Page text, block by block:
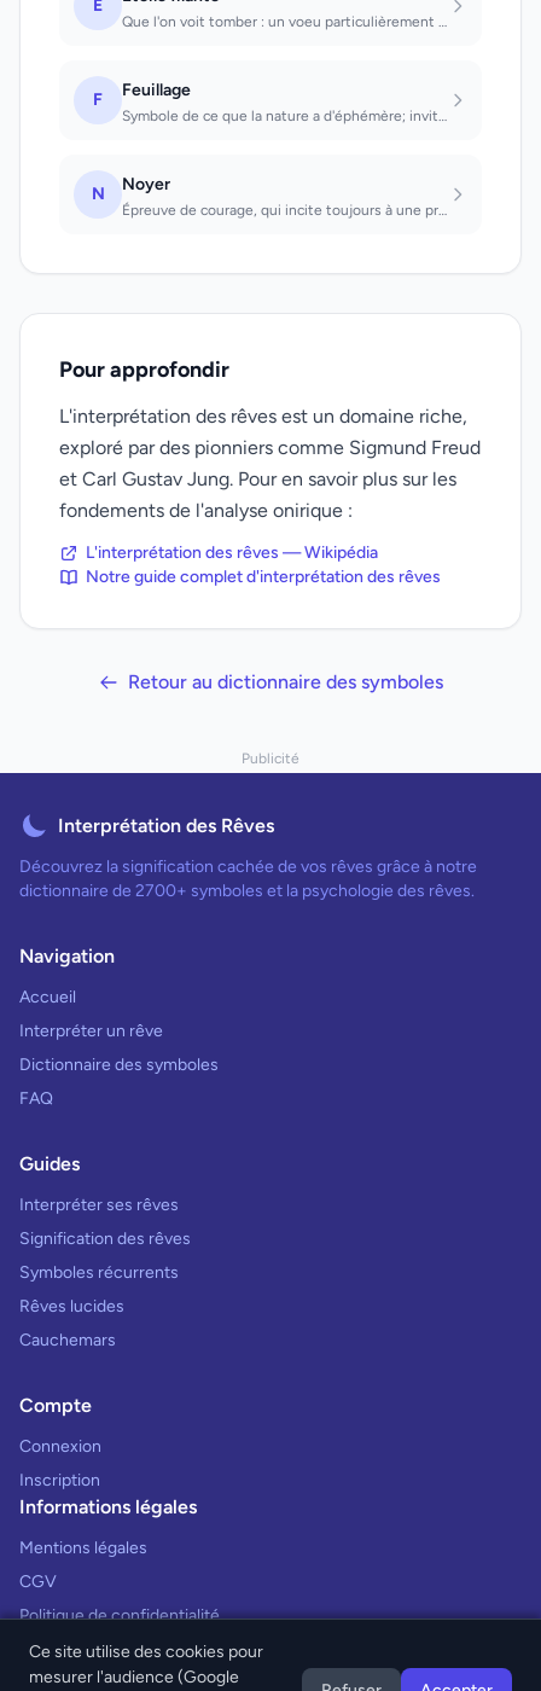
É
Que l'on voit tomber : un voeu particulièrement cher sera exaucé.
F Feuillage
Symbole de ce que la nature a d'éphémère; invite à saisir la chance et à en tire...
N Noyer
Épreuve de courage, qui incite toujours à une prudence particulière. Se noyer: c...
Pour approfondir
L'interprétation des rêves est un domaine riche,
exploré par des pionniers comme Sigmund Freud
et Carl Gustav Jung. Pour en savoir plus sur les
fondements de l'analyse onirique :
L'interprétation des rêves — Wikipédia
Notre guide complet d'interprétation des rêves
Retour au dictionnaire des symboles
Publicité
Interprétation des Rêves
Découvrez la signification cachée de vos rêves grâce à notre
dictionnaire de 2700+ symboles et la psychologie des rêves.
Navigation
Accueil
Interpréter un rêve
Dictionnaire des symboles
FAQ
Guides
Interpréter ses rêves
Signification des rêves
Symboles récurrents
Rêves lucides
Cauchemars
Compte
Connexion
Inscription
Informations légales
Mentions légales
CGV
Politique de confidentialité
Ce site utilise des cookies pour
mesurer l'audience (Google